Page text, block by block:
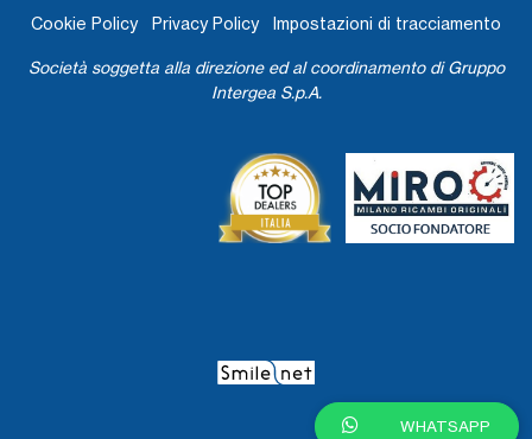
Cookie Policy Privacy Policy Impostazioni di tracciamento
Società soggetta alla direzione ed al coordinamento di Gruppo
Intergea S.p.A.
WHATSAPP